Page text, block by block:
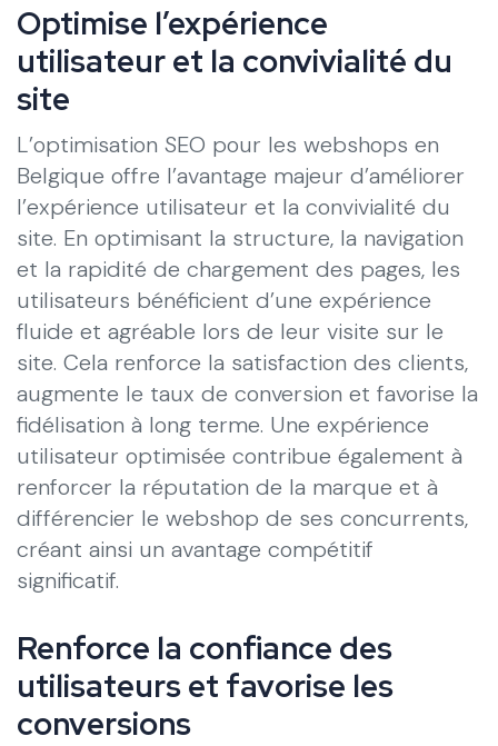
Optimise l’expérience
utilisateur et la convivialité du
site
L’optimisation SEO pour les webshops en
Belgique offre l’avantage majeur d’améliorer
l’expérience utilisateur et la convivialité du
site. En optimisant la structure, la navigation
et la rapidité de chargement des pages, les
utilisateurs bénéficient d’une expérience
fluide et agréable lors de leur visite sur le
site. Cela renforce la satisfaction des clients,
augmente le taux de conversion et favorise la
fidélisation à long terme. Une expérience
utilisateur optimisée contribue également à
renforcer la réputation de la marque et à
différencier le webshop de ses concurrents,
créant ainsi un avantage compétitif
significatif.
Renforce la confiance des
utilisateurs et favorise les
conversions